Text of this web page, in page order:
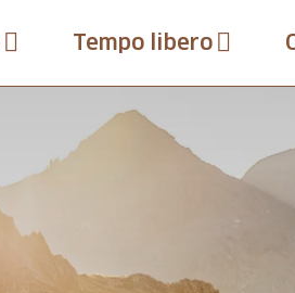
Tempo libero